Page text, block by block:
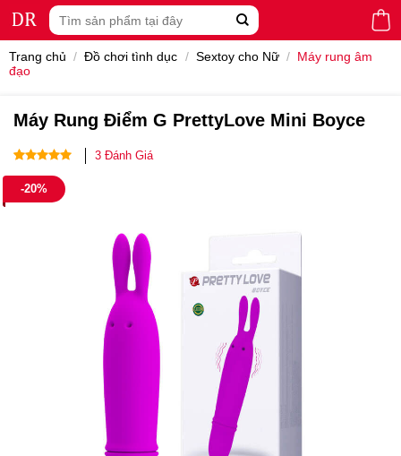
Tìm
kiếm:
Trang chủ / Đồ chơi tình dục / Sextoy cho Nữ / Máy rung âm
đạo
Máy Rung Điểm G PrettyLove Mini Boyce
5.00trên 5
dựa trên
3
đánh giá
3Đánh Giá
-20%